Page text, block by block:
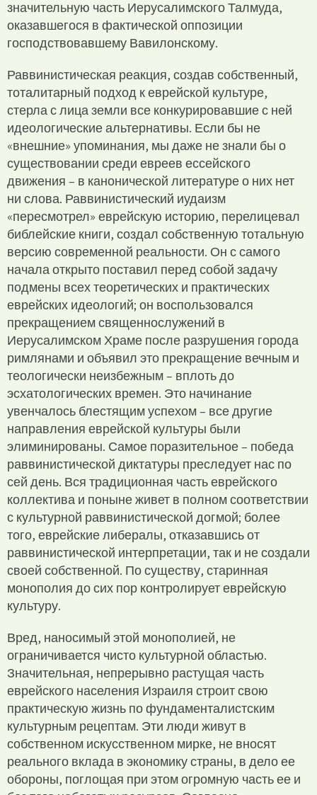
значительную часть Иерусалимского Талмуда,
оказавшегося в фактической оппозиции
господствовавшему Вавилонскому.
Раввинистическая реакция, создав собственный,
тоталитарный подход к еврейской культуре,
стерла с лица земли все конкурировавшие с ней
идеологические альтернативы. Если бы не
«внешние» упоминания, мы даже не знали бы о
существовании среди евреев ессейского
движения – в канонической литературе о них нет
ни слова. Раввинистический иудаизм
«пересмотрел» еврейскую историю, перелицевал
библейские книги, создал собственную тотальную
версию современной реальности. Он с самого
начала открыто поставил перед собой задачу
подмены всех теоретических и практических
еврейских идеологий; он воспользовался
прекращением священнослужений в
Иерусалимском Храме после разрушения города
римлянами и объявил это прекращение вечным и
теологически неизбежным – вплоть до
эсхатологических времен. Это начинание
увенчалось блестящим успехом – все другие
направления еврейской культуры были
элиминированы. Самое поразительное – победа
раввинистической диктатуры преследует нас по
сей день. Вся традиционная часть еврейского
коллектива и поныне живет в полном соответствии
с культурной раввинистической догмой; более
того, еврейские либералы, отказавшись от
раввинистической интерпретации, так и не создали
своей собственной. По существу, старинная
монополия до сих пор контролирует еврейскую
культуру.
Вред, наносимый этой монополией, не
ограничивается чисто культурной областью.
Значительная, непрерывно растущая часть
еврейского населения Израиля строит свою
практическую жизнь по фундаменталистским
культурным рецептам. Эти люди живут в
собственном искусственном мирке, не вносят
реального вклада в экономику страны, в дело ее
обороны, поглощая при этом огромную часть ее и